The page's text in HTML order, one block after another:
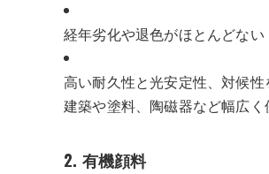
経年劣化や退色がほとんどない
高い耐久性と光安定性、対候性
建築や塗料、陶磁器など幅広く
2. 有機顔料